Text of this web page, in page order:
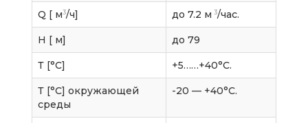
Q [ м3/ч] до 7.2 м 3/час.
H [ м] до 79
Т [°C] +5……+40°С.
Т [°C] окружающей
среды
-20 — +40°С.